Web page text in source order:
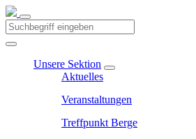
Unsere Sektion
Aktuelles
Veranstaltungen
Treffpunkt Berge